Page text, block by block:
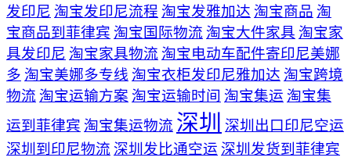
发印尼 淘宝发印尼流程 淘宝发雅加达 淘宝商品 淘
宝商品到菲律宾 淘宝国际物流 淘宝大件家具 淘宝家
具发印尼 淘宝家具物流 淘宝电动车配件寄印尼美娜
多 淘宝美娜多专线 淘宝衣柜发印尼雅加达 淘宝跨境
物流 淘宝运输方案 淘宝运输时间 淘宝集运 淘宝集
运到菲律宾 淘宝集运物流 深圳
深圳出口印尼空运
深圳到印尼物流 深圳发比通空运 深圳发货到菲律宾